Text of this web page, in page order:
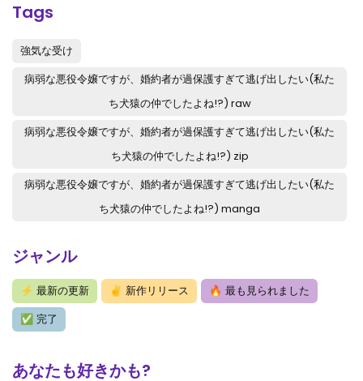
: 第31.1話-v124
第30.5話: 第30.5話-v123
: 第30.4話-v122
第30.1話
第29.4話: 第29.4話-v118
第29.3話
Tags
強気な受け
病弱な悪役令嬢ですが、婚約者が過保護すぎて逃げ出したい(私た
ち犬猿の仲でしたよね!?) raw
病弱な悪役令嬢ですが、婚約者が過保護すぎて逃げ出したい(私た
ち犬猿の仲でしたよね!?) zip
病弱な悪役令嬢ですが、婚約者が過保護すぎて逃げ出したい(私た
ち犬猿の仲でしたよね!?) manga
ジャンル
⚡ 最新の更新 ✌ 新作リリース 🔥 最も見られました
✅ 完了
あなたも好きかも?